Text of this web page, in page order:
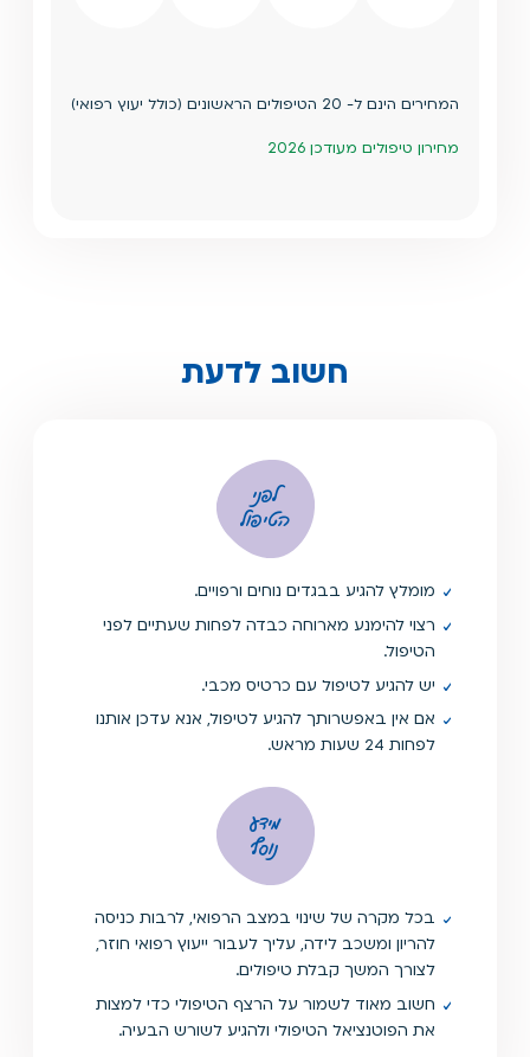
המחירים הינם ל- 20 הטיפולים הראשונים (כולל יעוץ רפואי)
מחירון טיפולים מעודכן 2026
חשוב לדעת
לפני
הטיפול
מומלץ להגיע בבגדים נוחים ורפויים.
רצוי להימנע מארוחה כבדה לפחות שעתיים לפני
הטיפול.
יש להגיע לטיפול עם כרטיס מכבי.
אם אין באפשרותך להגיע לטיפול, אנא עדכן אותנו
לפחות 24 שעות מראש.
מידע
נוסף
בכל מקרה של שינוי במצב הרפואי, לרבות כניסה
להריון ומשכב לידה, עליך לעבור ייעוץ רפואי חוזר,
לצורך המשך קבלת טיפולים.
חשוב מאוד לשמור על הרצף הטיפולי כדי למצות
את הפוטנציאל הטיפולי ולהגיע לשורש הבעיה.